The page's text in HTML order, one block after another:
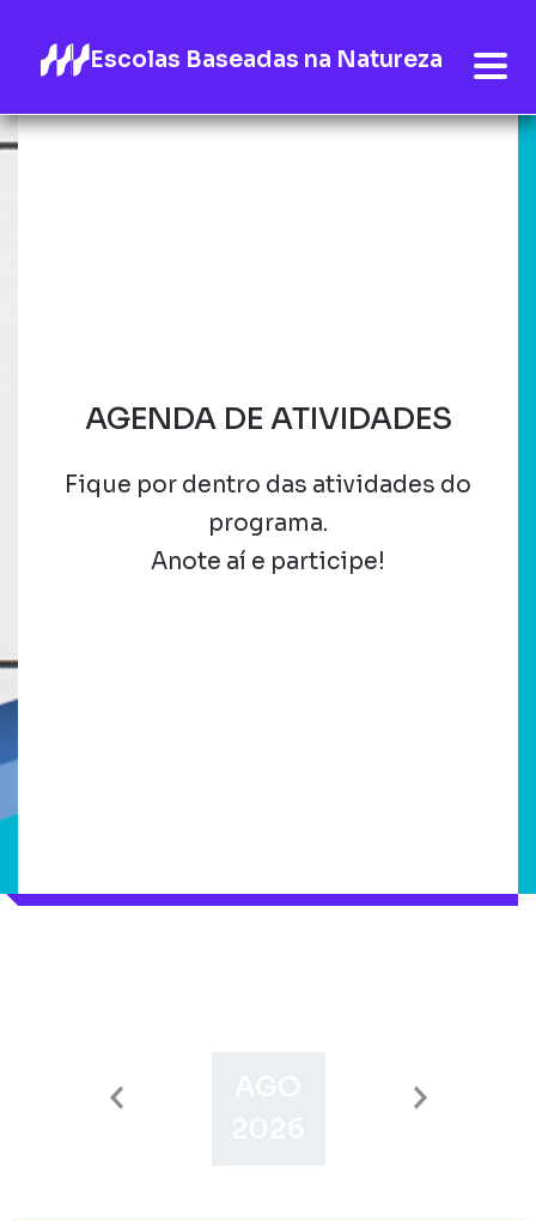
Escolas Baseadas na Natureza
AGENDA DE ATIVIDADES
Fique por dentro das atividades do
programa.
Anote aí e participe!
SET